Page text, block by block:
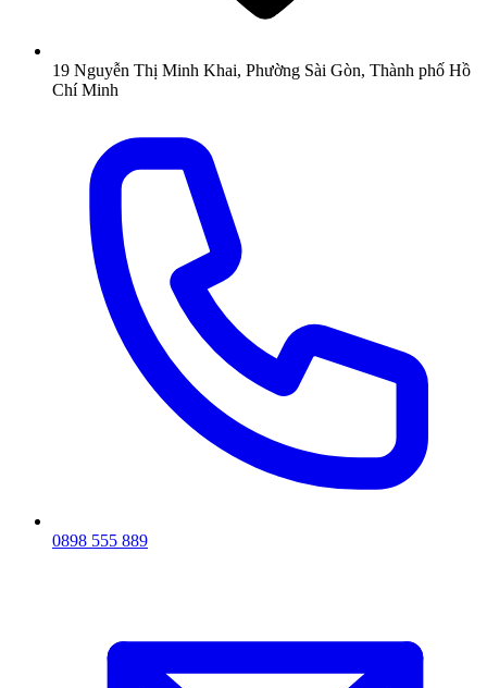
19 Nguyễn Thị Minh Khai, Phường Sài Gòn, Thành phố Hồ
Chí Minh
0898 555 889